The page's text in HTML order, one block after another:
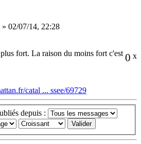
» 02/07/14, 22:28
0 x
fort. La raison du moins fort c'est
catal ... ssee/69729
depuis :